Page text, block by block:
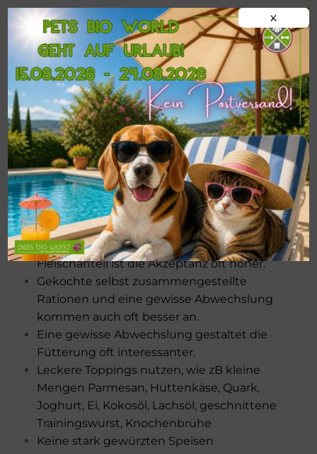
Futterkomponenten anpassen:
Setze auf hochwertige, frische Zutaten
und vermeide hochverarbeitete
Futtermittel und künstliche Zusatzstoffe.
Probiere verschiedene Fleischsorten und
Gemüse aus, um herauszufinden, was dein
Hund bevorzugt.
Auch der Wechsel der Futterkonsistenz
kann hilfreich sein. Manche Hunde
bevorzugen stückiges Fleisch, andere eher
gewolftes. Probiere aus, was dein Hund
bevorzugt.
Bei Futtermitteln mit einem hohen
Fleischanteil ist die Akzeptanz oft höher.
Gekochte selbst zusammengestellte
Rationen und eine gewisse Abwechslung
kommen auch oft besser an.
Eine gewisse Abwechslung gestaltet die
Fütterung oft interessanter.
Leckere Toppings nutzen, wie zB kleine
Mengen Parmesan, Hüttenkäse, Quark,
Joghurt, Ei, Kokosöl, Lachsöl, geschnittene
Trainingswurst, Knochenbrühe
Keine stark gewürzten Speisen
X